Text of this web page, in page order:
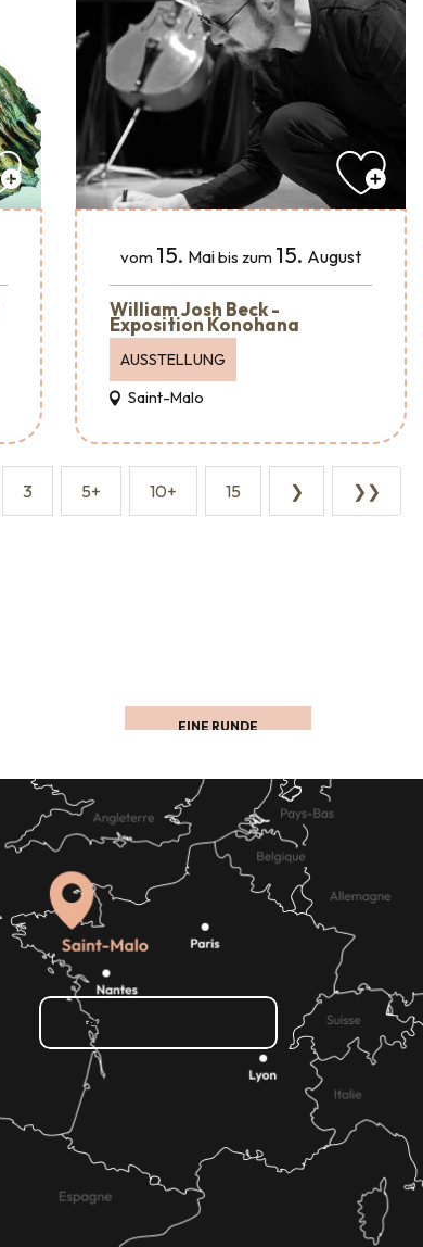
vom 15. Maibis zum 15. August
William Josh Beck -
Exposition Konohana
AUSSTELLUNG
Saint-Malo
3 5+ 10+ 15 ❯ ❯❯
EINE RUNDE
Shopping
Wie kann ich kommen?